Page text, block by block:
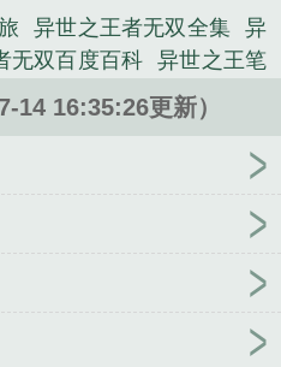
异世之王者无双全集
异
无双百度百科
异世之王笔
之王者归来
异界之王者无
异界之王者无
异界之
异
简介
树深时见鹿：小助
重生校园：学霸男神太
14 16:35:26更新）